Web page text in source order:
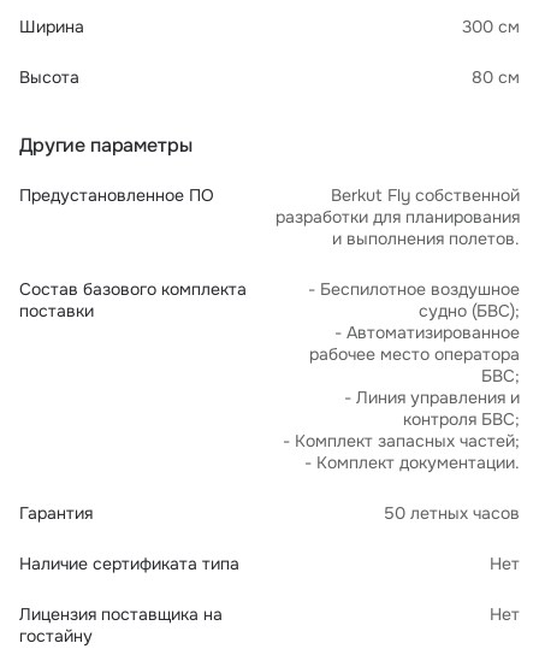
Ширина 300 см
Высота 80 см
Другие параметры
Предустановленное ПО
Berkut Fly собственной
разработки для планирования
и выполнения полетов.
Состав базового комплекта
поставки
- Беспилотное воздушное
судно (БВС);
- Автоматизированное
рабочее место оператора
БВС;
- Линия управления и
контроля БВС;
- Комплект запасных частей;
- Комплект документации.
Гарантия 50 летных часов
Наличие сертификата типа Нет
Лицензия поставщика на
гостайну
Нет